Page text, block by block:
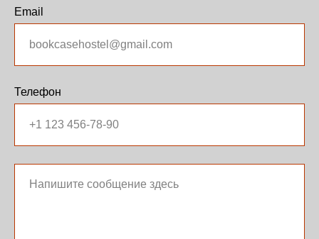
Email
Телефон